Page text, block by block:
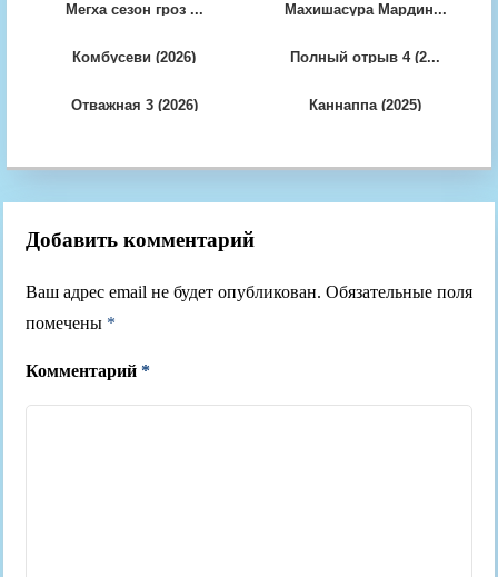
Мегха сезон гроз ... Махишасура Мардин...
Комбусеви (2026) Полный отрыв 4 (2...
Отважная 3 (2026) Каннаппа (2025)
Добавить комментарий
Ваш адрес email не будет опубликован. Обязательные поля
помечены *
Комментарий *